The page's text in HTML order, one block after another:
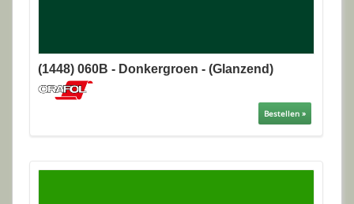
(1448) 060B - Donkergroen - (Glanzend)
Bestellen »